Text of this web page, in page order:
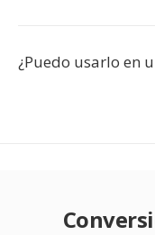
¿Puedo usarlo en